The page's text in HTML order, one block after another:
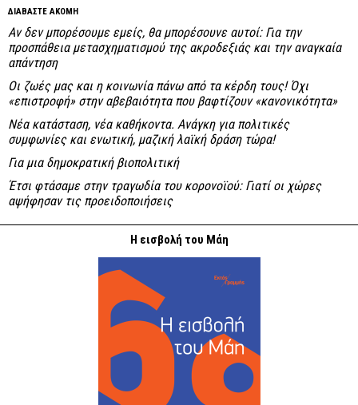
ΔΙΑΒΑΣΤΕ ΑΚΟΜΗ
Αν δεν μπορέσουμε εμείς, θα μπορέσουνε αυτοί: Για την
προσπάθεια μετασχηματισμού της ακροδεξιάς και την αναγκαία
απάντηση
Οι ζωές μας και η κοινωνία πάνω από τα κέρδη τους! Όχι
«επιστροφή» στην αβεβαιότητα που βαφτίζουν «κανονικότητα»
Νέα κατάσταση, νέα καθήκοντα. Ανάγκη για πολιτικές
συμφωνίες και ενωτική, μαζική λαϊκή δράση τώρα!
Για μια δημοκρατική βιοπολιτική
Έτσι φτάσαμε στην τραγωδία του κορονοϊού: Γιατί οι χώρες
αψήφησαν τις προειδοποιήσεις
Η εισβολή του Μάη